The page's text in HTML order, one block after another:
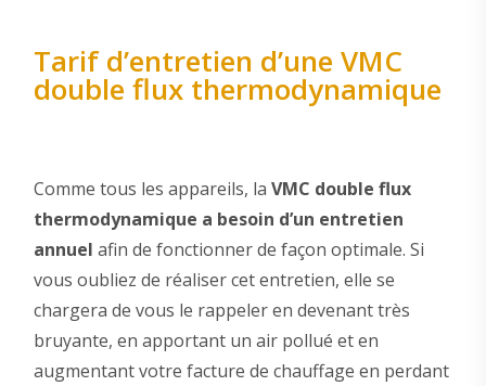
Tarif d’entretien d’une VMC
double flux thermodynamique
Comme tous les appareils, la VMC double flux
thermodynamique a besoin d’un entretien
annuel afin de fonctionner de façon optimale. Si
vous oubliez de réaliser cet entretien, elle se
chargera de vous le rappeler en devenant très
bruyante, en apportant un air pollué et en
augmentant votre facture de chauffage en perdant